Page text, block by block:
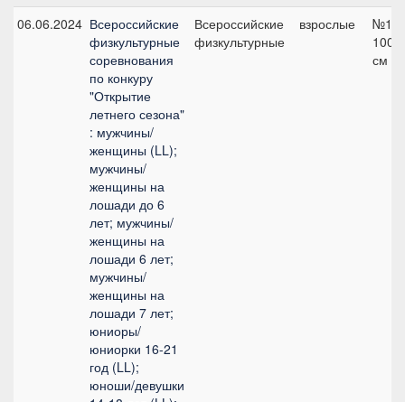
06.06.2024 Всероссийские
физкультурные
соревнования
по конкуру
"Открытие
летнего сезона"
: мужчины/
женщины (LL);
мужчины/
женщины на
лошади до 6
лет; мужчины/
женщины на
лошади 6 лет;
мужчины/
женщины на
лошади 7 лет;
юниоры/
юниорки 16-21
год (LL);
юноши/девушки
Всероссийские
физкультурные
взрослые
№1,
100
см